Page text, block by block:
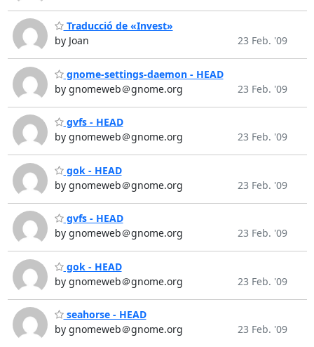
Traducció de «Invest»
by Joan
23 Feb. '09
gnome-settings-daemon - HEAD
by gnomeweb＠gnome.org
23 Feb. '09
gvfs - HEAD
by gnomeweb＠gnome.org
23 Feb. '09
gok - HEAD
by gnomeweb＠gnome.org
23 Feb. '09
gvfs - HEAD
by gnomeweb＠gnome.org
23 Feb. '09
gok - HEAD
by gnomeweb＠gnome.org
23 Feb. '09
seahorse - HEAD
by gnomeweb＠gnome.org
23 Feb. '09